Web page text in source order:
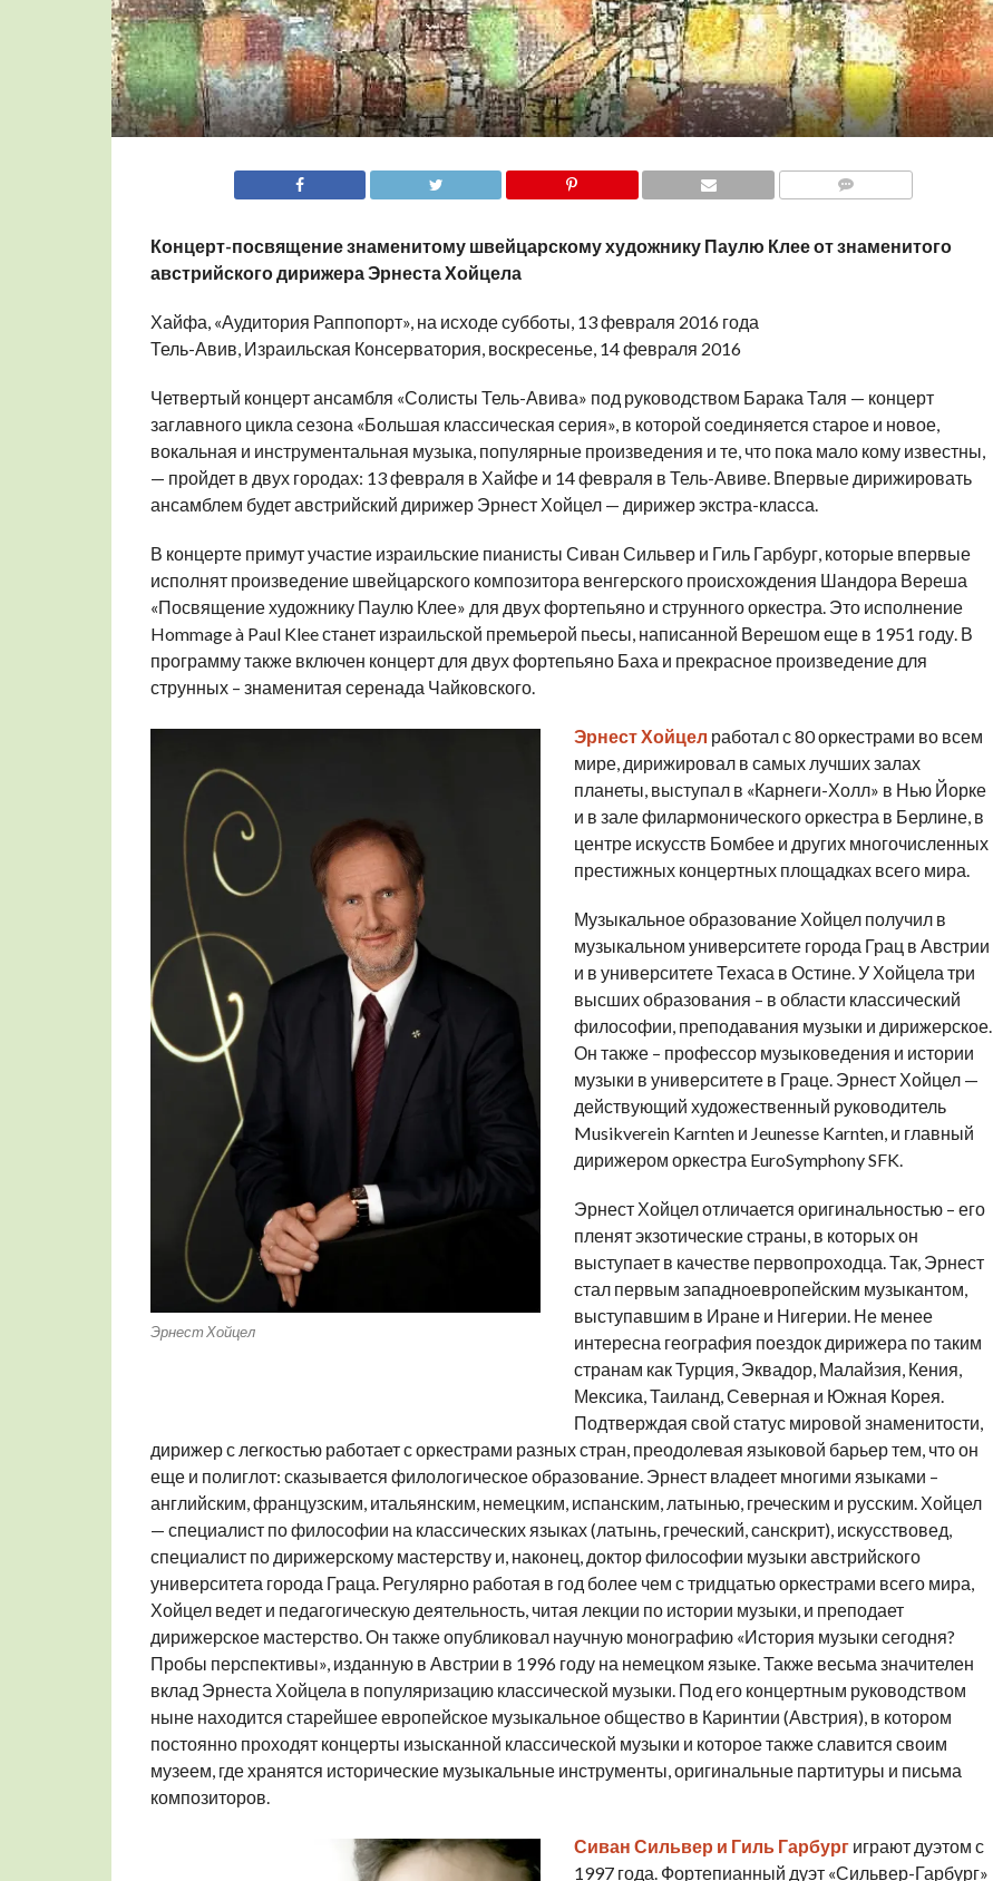
Концерт-посвящение знаменитому швейцарскому художнику Паулю Клее от знаменитого
австрийского дирижера Эрнеста Хойцела
Хайфа, «Аудитория Раппопорт», на исходе субботы, 13 февраля 2016 года
Тель-Авив, Израильская Консерватория, воскресенье, 14 февраля 2016
Четвертый концерт ансамбля «Солисты Тель-Авива» под руководством Барака Таля — концерт
заглавного цикла сезона «Большая классическая серия», в которой соединяется старое и новое,
вокальная и инструментальная музыка, популярные произведения и те, что пока мало кому известны,
— пройдет в двух городах: 13 февраля в Хайфе и 14 февраля в Тель-Авиве. Впервые дирижировать
ансамблем будет австрийский дирижер Эрнест Хойцел — дирижер экстра-класса.
В концерте примут участие израильские пианисты Сиван Сильвер и Гиль Гарбург, которые впервые
исполнят произведение швейцарского композитора венгерского происхождения Шандора Вереша
«Посвящение художнику Паулю Клее» для двух фортепьяно и струнного оркестра. Это исполнение
Hommage à Paul Klee станет израильской премьерой пьесы, написанной Верешом еще в 1951 году. В
программу также включен концерт для двух фортепьяно Баха и прекрасное произведение для
струнных – знаменитая серенада Чайковского.
Эрнест Хойцел
Эрнест Хойцел работал с 80 оркестрами во всем
мире, дирижировал в самых лучших залах
планеты, выступал в «Карнеги-Холл» в Нью Йорке
и в зале филармонического оркестра в Берлине, в
центре искусств Бомбее и других многочисленных
престижных концертных площадках всего мира.
Музыкальное образование Хойцел получил в
музыкальном университете города Грац в Австрии
и в университете Техаса в Остине. У Хойцела три
высших образования – в области классический
философии, преподавания музыки и дирижерское.
Он также – профессор музыковедения и истории
музыки в университете в Граце. Эрнест Хойцел —
действующий художественный руководитель
Musikverein Karnten и Jeunesse Karnten, и главный
дирижером оркестра EuroSymphony SFK.
Эрнест Хойцел отличается оригинальностью – его
пленят экзотические страны, в которых он
выступает в качестве первопроходца. Так, Эрнест
стал первым западноевропейским музыкантом,
выступавшим в Иране и Нигерии. Не менее
интересна география поездок дирижера по таким
странам как Турция, Эквадор, Малайзия, Кения,
Мексика, Таиланд, Северная и Южная Корея.
Подтверждая свой статус мировой знаменитости,
дирижер с легкостью работает с оркестрами разных стран, преодолевая языковой барьер тем, что он
еще и полиглот: сказывается филологическое образование. Эрнест владеет многими языками –
английским, французским, итальянским, немецким, испанским, латынью, греческим и русским. Хойцел
— специалист по философии на классических языках (латынь, греческий, санскрит), искусствовед,
специалист по дирижерскому мастерству и, наконец, доктор философии музыки австрийского
университета города Граца. Регулярно работая в год более чем с тридцатью оркестрами всего мира,
Хойцел ведет и педагогическую деятельность, читая лекции по истории музыки, и преподает
дирижерское мастерство. Он также опубликовал научную монографию «История музыки сегодня?
Пробы перспективы», изданную в Австрии в 1996 году на немецком языке. Также весьма значителен
вклад Эрнеста Хойцела в популяризацию классической музыки. Под его концертным руководством
ныне находится старейшее европейское музыкальное общество в Каринтии (Австрия), в котором
постоянно проходят концерты изысканной классической музыки и которое также славится своим
музеем, где хранятся исторические музыкальные инструменты, оригинальные партитуры и письма
композиторов.
Сиван Сильвер и Гиль Гарбургиграют дуэтом с
1997 года. Фортепианный дуэт «Сильвер-Гарбург»